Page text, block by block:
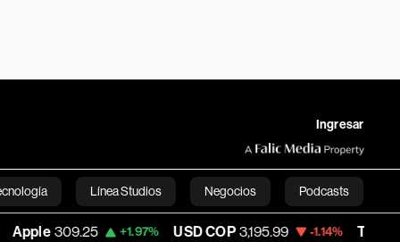
Ingresar
Línea Studios Negocios Podcasts
English
309.25 +1.97% USD COP 3,195.99 -1.14% Tesla 327.26